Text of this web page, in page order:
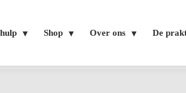
Shop Over ons De